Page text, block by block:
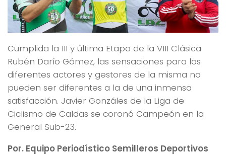
Cumplida la III y última Etapa de la VIII Clásica
Rubén Darío Gómez, las sensaciones para los
diferentes actores y gestores de la misma no
pueden ser diferentes a la de una inmensa
satisfacción. Javier Gonzáles de la Liga de
Ciclismo de Caldas se coronó Campeón en la
General Sub-23.
Por. Equipo Periodístico Semilleros Deportivos